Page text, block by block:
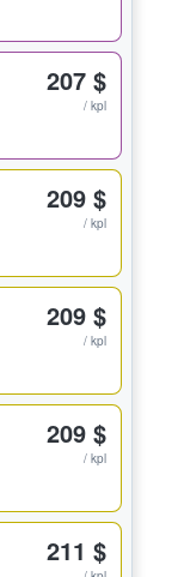
207 $
/ kpl
209 $
/ kpl
209 $
/ kpl
209 $
/ kpl
211 $